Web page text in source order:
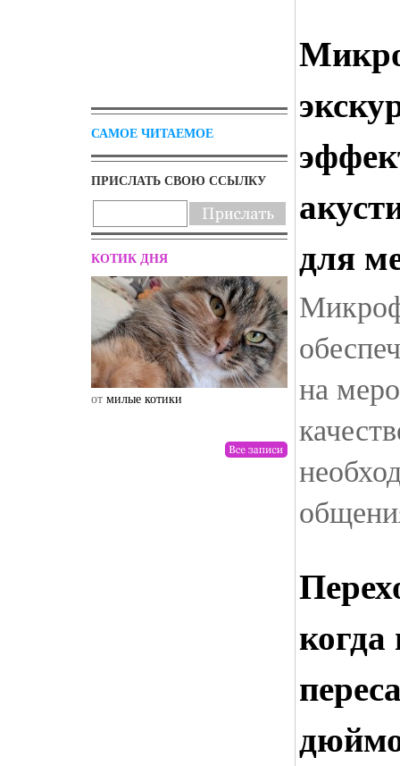
САМОЕ ЧИТАЕМОЕ
ПРИСЛАТЬ СВОЮ ССЫЛКУ
КОТИК ДНЯ
от милые котики от drunktwi
для
на